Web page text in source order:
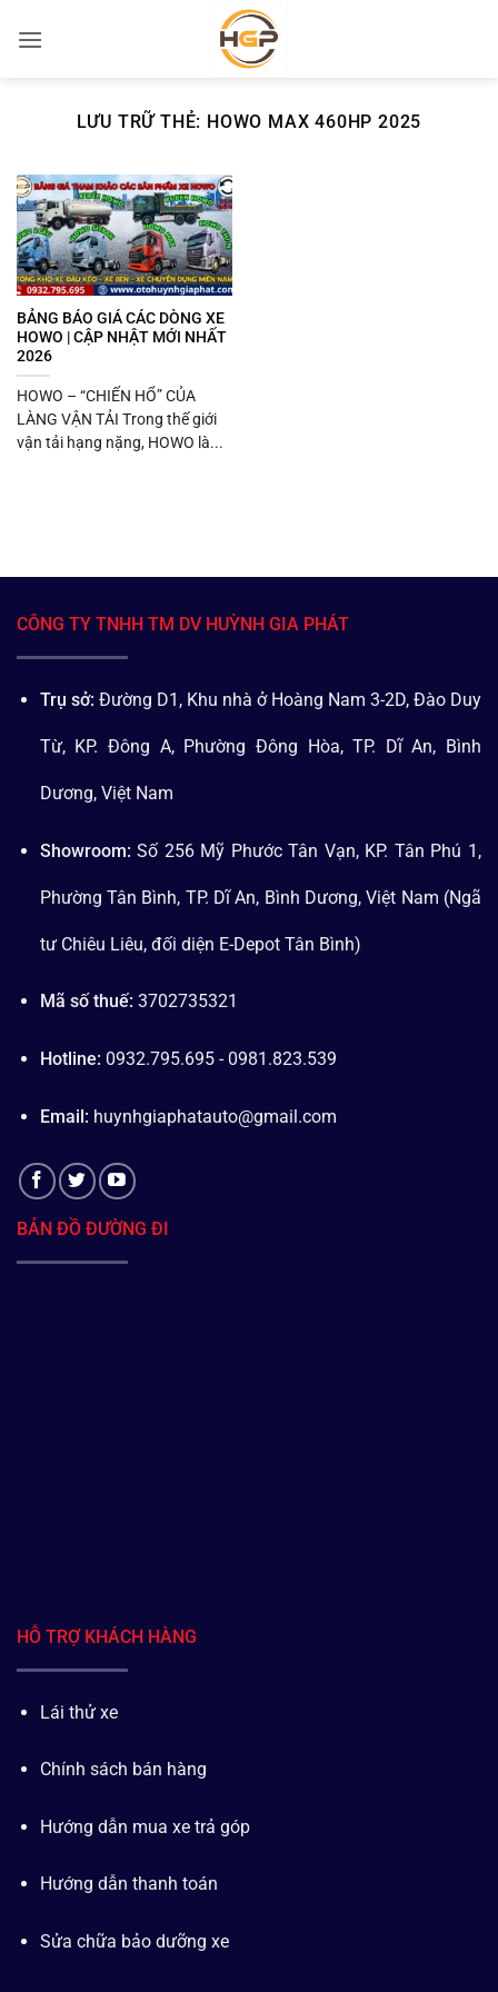
qua
LƯU TRỮ THẺ: HOWO MAX 460HP 2025
BẢNG BÁO GIÁ CÁC DÒNG XE
HOWO | CẬP NHẬT MỚI NHẤT
2026
HOWO – “CHIẾN HỔ” CỦA
LÀNG VẬN TẢI Trong thế giới
vận tải hạng nặng, HOWO là...
CÔNG TY TNHH TM DV HUỲNH GIA PHÁT
Trụ sở: Đường D1, Khu nhà ở Hoàng Nam 3-2D, Đào Duy
Từ, KP. Đông A, Phường Đông Hòa, TP. Dĩ An, Bình
Dương, Việt Nam
Showroom: Số 256 Mỹ Phước Tân Vạn, KP. Tân Phú 1,
Phường Tân Bình, TP. Dĩ An, Bình Dương, Việt Nam (Ngã
tư Chiêu Liêu, đối diện E-Depot Tân Bình)
Mã số thuế: 3702735321
Hotline: 0932.795.695 - 0981.823.539
Email: huynhgiaphatauto@gmail.com
BẢN ĐỒ ĐƯỜNG ĐI
HỖ TRỢ KHÁCH HÀNG
Lái thử xe
Chính sách bán hàng
Hướng dẫn mua xe trả góp
Hướng dẫn thanh toán
Sửa chữa bảo dưỡng xe